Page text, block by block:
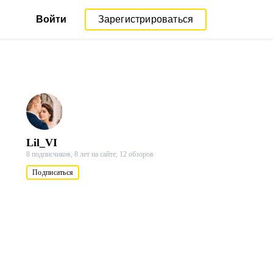
Войти Зарегистрироваться
Lil_VI
8 подписчиков, 8 лет на сайте, 12 обзоров
Подписаться